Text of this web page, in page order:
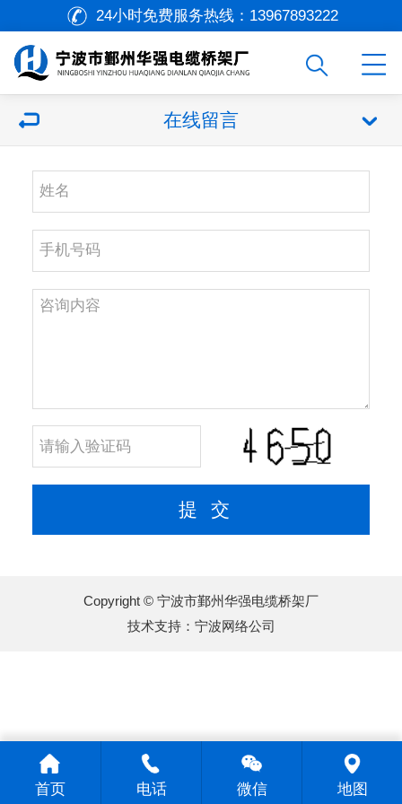
24小时免费服务热线： 13967893222
在线留言
Copyright © 宁波市鄞州华强电缆桥架厂
技术支持： 宁波网络公司
首页 电话 微信 地图